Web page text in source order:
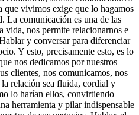
que vivimos exige que lo hagamos
La comunicación es una de las
vida, nos permite relacionarnos e
y conversar para diferenciar
Y esto, precisamente esto, es lo
nos dedicamos por nuestros
clientes, nos comunicamos, nos
relación sea fluida, cordial y
lo harían ellos, convirtiendo
herramienta y pilar indispensable